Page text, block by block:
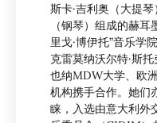
斯卡·吉利奥（大提
（钢琴）组成的赫
里戈·博伊托”音乐学
克雷莫纳沃尔特·斯
也纳MDW大学、欧
机构携手合作。她们
睐，入选由意大利外